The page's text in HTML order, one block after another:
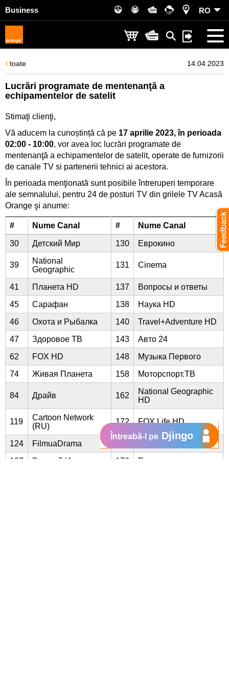
Business RO
toate 14.04.2023
Lucrări programate de mentenanţă a
echipamentelor de satelit
Stimaţi clienţi,
Vă aducem la cunoștință că pe 17 aprilie 2023, în perioada
02:00 - 10:00, vor avea loc lucrări programate de
mentenanţă a echipamentelor de satelit, operate de furnizorii
de canale TV si partenerii tehnici ai acestora.
În perioada menţionată sunt posibile întreruperi temporare
ale semnalului, pentru 24 de posturi TV din grilele TV Acasă
Orange şi anume:
# Nume Canal # Nume Canal
30 Детский Мир 130 Еврокино
39
National
Geographic
131 Cinema
41 Планета HD 137
Вопросы и ответы
45
Сарафан 138
Наука HD
46
Охота и Рыбалка 140
Travel+Adventure HD
47
Здоровое ТВ 143
Авто 24
62
FOX HD 148
Музыка Первого
74
Живая Планета 158 Моторспорт.ТВ
84 Драйв 162
National Geographic
HD
119
Cartoon Network
(RU)
172 FOX Life HD
124 FilmuaDrama
Nat Geo Wild HD
127
Русский Иллюзион 176 Epoque
Întreabă-l pe Djingo